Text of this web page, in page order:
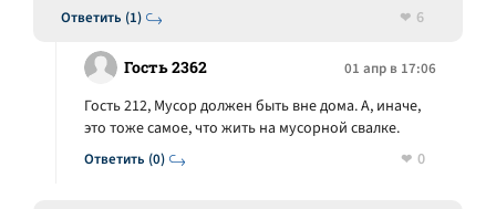
Ответить (1)
6
Гость 2362 01 апр в 17:06
Ответить (0)
Гость 212, Мусор должен быть вне дома. А, иначе,
это тоже самое, что жить на мусорной свалке.
0